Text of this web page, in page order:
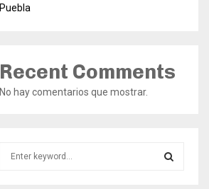
Puebla
Recent Comments
No hay comentarios que mostrar.